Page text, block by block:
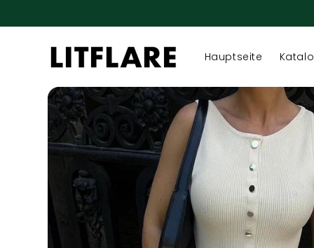
Inhalt
Hauptseite
Produktinformationen
springen